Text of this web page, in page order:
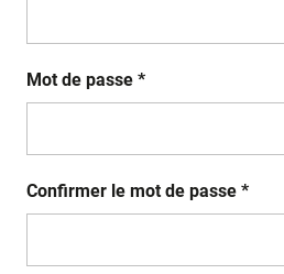
Mot de passe *
Confirmer le mot de passe *